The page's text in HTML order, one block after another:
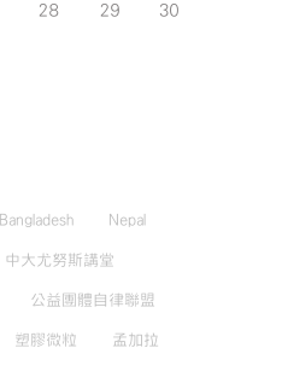
28 29
30
Bangladesh Nepal
中大尤努斯講堂
公益團體自律聯盟
塑膠微粒 孟加拉